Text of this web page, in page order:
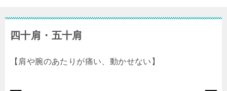
四十肩・五十肩
【肩や腕のあたりが痛い、動かせない】